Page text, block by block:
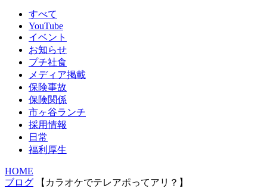
すべて
YouTube
イベント
お知らせ
プチ社食
メディア掲載
保険事故
保険関係
市ヶ谷ランチ
採用情報
日常
福利厚生
HOME
ブログ
【カラオケでテレアポってアリ？】